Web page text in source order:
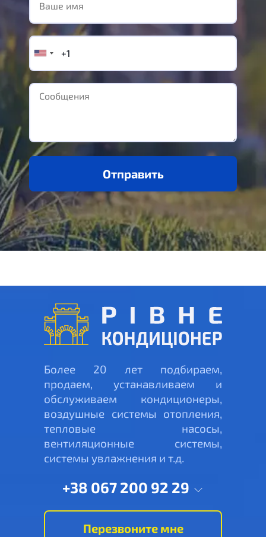
Отправить
Более 20 лет подбираем,
продаем, устанавливаем и
обслуживаем кондиционеры,
воздушные системы отопления,
тепловые насосы,
вентиляционные системы,
системы увлажнения и т.д.
+38 067 200 92 29
Перезвоните мне